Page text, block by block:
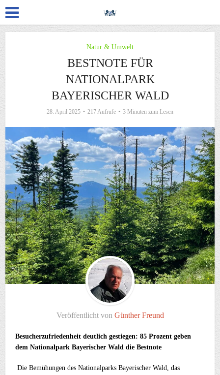
Natur & Umwelt
BESTNOTE FÜR
NATIONALPARK
BAYERISCHER WALD
28. April 2025 217 Aufrufe 3 Minuten zum Lesen
Veröffentlicht von Günther Freund
Besucherzufriedenheit deutlich gestiegen: 85 Prozent geben
dem Nationalpark Bayerischer Wald die Bestnote
Die Bemühungen des Nationalparks Bayerischer Wald, das